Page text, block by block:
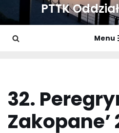
PTTK
Menu
32.
Zakopane’